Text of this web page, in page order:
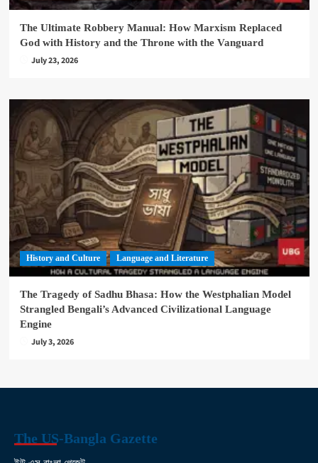
The Ultimate Robbery Manual: How Marxism Replaced
God with History and the Throne with the Vanguard
July 23, 2026
History and Culture Language and Literature
The Tragedy of Sadhu Bhasa: How the Westphalian Model
Strangled Bengali’s Advanced Civilizational Language
Engine
July 3, 2026
The US-Bangla Gazette